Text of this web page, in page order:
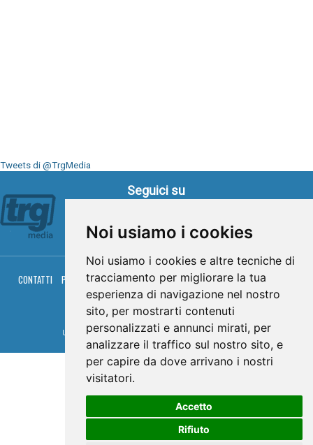
Noi usiamo i cookies
Noi usiamo i cookies e altre tecniche di
tracciamento per migliorare la tua
esperienza di navigazione nel nostro
sito, per mostrarti contenuti
personalizzati e annunci mirati, per
analizzare il traffico sul nostro sito, e
per capire da dove arrivano i nostri
visitatori.
Accetto
Rifiuto
Tweets di @TrgMedia
Seguici su
CONTATTI PRIVACY COOKIES PALINSESTO DIRETTA TV
DIRETTA RADIO
RGM HITRADIO
© TRG Media 2005-2026
Umbria Televisioni s.r.l. - P.I.00496230541 -www.trgmedia.it- Powered by